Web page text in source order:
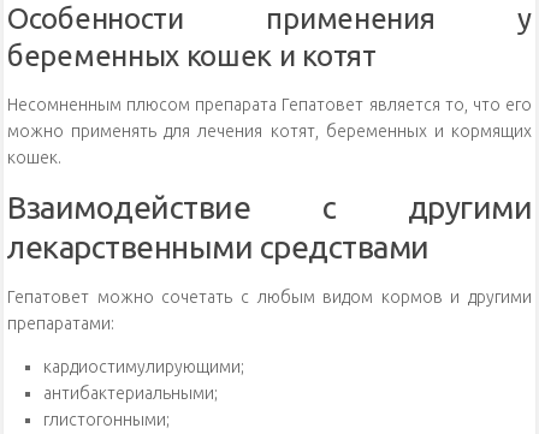
Особенности применения у
беременных кошек и котят
Несомненным плюсом препарата Гепатовет является то, что его
можно применять для лечения котят, беременных и кормящих
кошек.
Взаимодействие с другими
лекарственными средствами
Гепатовет можно сочетать с любым видом кормов и другими
препаратами:
кардиостимулирующими;
антибактериальными;
глистогонными;